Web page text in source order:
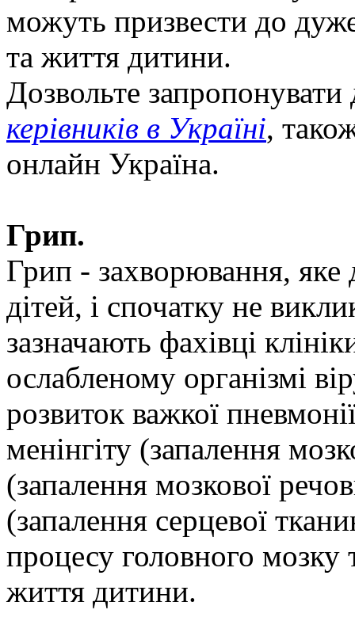
можуть призвести до
та життя дитини.
Дозвольте
керівників в Україні,
онлайн Україна.
Грип.
Грип - захворювання, яке
дітей, і спочатку не
зазначають фахівці
ослабленому організмі
розвиток важкої
менінгіту (запалення
(запалення мозкової
(запалення серцевої
процесу головного мозку
життя дитини.